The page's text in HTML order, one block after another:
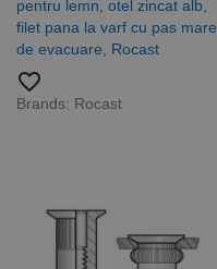
pentru lemn, otel zincat alb,
filet pana la varf cu pas mare
de evacuare, Rocast
favorite_border
Brands: Rocast